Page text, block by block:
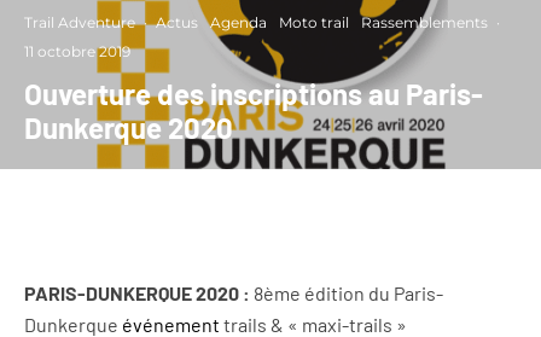
Trail Adventure · Actus Agenda Moto trail Rassemblements ·
11 octobre 2019
Ouverture des inscriptions au Paris-
Dunkerque 2020
PARIS-DUNKERQUE 2020 : 8ème édition du Paris-
Dunkerque événement trails & « maxi-trails »